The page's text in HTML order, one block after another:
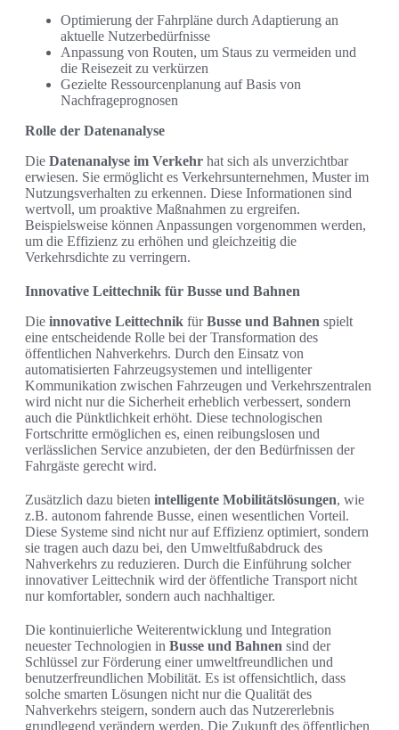
Optimierung der Fahrpläne durch Adaptierung an
aktuelle Nutzerbedürfnisse
Anpassung von Routen, um Staus zu vermeiden und
die Reisezeit zu verkürzen
Gezielte Ressourcenplanung auf Basis von
Nachfrageprognosen
Rolle der Datenanalyse
Die Datenanalyse im Verkehr hat sich als unverzichtbar
erwiesen. Sie ermöglicht es Verkehrsunternehmen, Muster im
Nutzungsverhalten zu erkennen. Diese Informationen sind
wertvoll, um proaktive Maßnahmen zu ergreifen.
Beispielsweise können Anpassungen vorgenommen werden,
um die Effizienz zu erhöhen und gleichzeitig die
Verkehrsdichte zu verringern.
Innovative Leittechnik für Busse und Bahnen
Die innovative Leittechnik fürBusse und Bahnen spielt
eine entscheidende Rolle bei der Transformation des
öffentlichen Nahverkehrs. Durch den Einsatz von
automatisierten Fahrzeugsystemen und intelligenter
Kommunikation zwischen Fahrzeugen und Verkehrszentralen
wird nicht nur die Sicherheit erheblich verbessert, sondern
auch die Pünktlichkeit erhöht. Diese technologischen
Fortschritte ermöglichen es, einen reibungslosen und
verlässlichen Service anzubieten, der den Bedürfnissen der
Fahrgäste gerecht wird.
Zusätzlich dazu bieten intelligente Mobilitätslösungen, wie
z.B. autonom fahrende Busse, einen wesentlichen Vorteil.
Diese Systeme sind nicht nur auf Effizienz optimiert, sondern
sie tragen auch dazu bei, den Umweltfußabdruck des
Nahverkehrs zu reduzieren. Durch die Einführung solcher
innovativer Leittechnik wird der öffentliche Transport nicht
nur komfortabler, sondern auch nachhaltiger.
Die kontinuierliche Weiterentwicklung und Integration
neuester Technologien in Busse und Bahnen sind der
Schlüssel zur Förderung einer umweltfreundlichen und
benutzerfreundlichen Mobilität. Es ist offensichtlich, dass
solche smarten Lösungen nicht nur die Qualität des
Nahverkehrs steigern, sondern auch das Nutzererlebnis
grundlegend verändern werden. Die Zukunft des öffentlichen